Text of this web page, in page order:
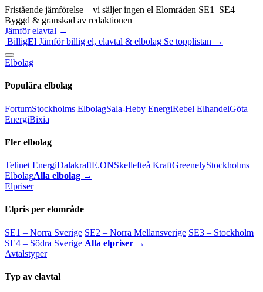
Fristående jämförelse – vi säljer ingen el Elområden SE1–SE4
Byggd & granskad av redaktionen
Jämför elavtal →
BilligEl Jämför billig el, elavtal & elbolag Se topplistan →
Elbolag
Populära elbolag
FortumStockholms ElbolagSala-Heby EnergiRebel ElhandelGöta
EnergiBixia
Fler elbolag
Telinet EnergiDalakraftE.ONSkellefteå KraftGreenelyStockholms
ElbolagAlla elbolag →
Elpriser
Elpris per elområde
SE1 – Norra Sverige SE2 – Norra Mellansverige SE3 – Stockholm
SE4 – Södra Sverige Alla elpriser →
Avtalstyper
Typ av elavtal